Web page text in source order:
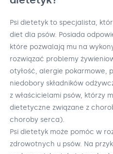
Psi dietetyk to specjalista,
diet dla psów. Posiada
które pozwalają mu na
rozwiązać problemy
otyłość, alergie pokarmowe,
niedobory składników
z właścicielami psów, którzy
dietetyczne związane z
choroby serca).
Psi dietetyk może pomóc w
zdrowotnych u psów. Na